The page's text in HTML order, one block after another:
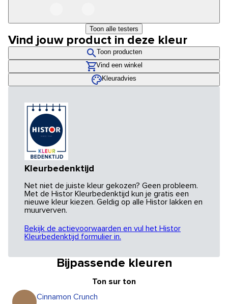
Toon alle testers
Vind jouw product in deze kleur
Toon producten
Vind een winkel
Kleuradvies
Kleurbedenktijd
Net niet de juiste kleur gekozen? Geen probleem.
Met de Histor Kleurbedenktijd kun je gratis een
nieuwe kleur kiezen. Geldig op alle Histor lakken en
muurverven.
Bekijk de actievoorwaarden en vul het Histor
Kleurbedenktijd formulier in.
Bijpassende kleuren
Ton sur ton
Cinnamon Crunch